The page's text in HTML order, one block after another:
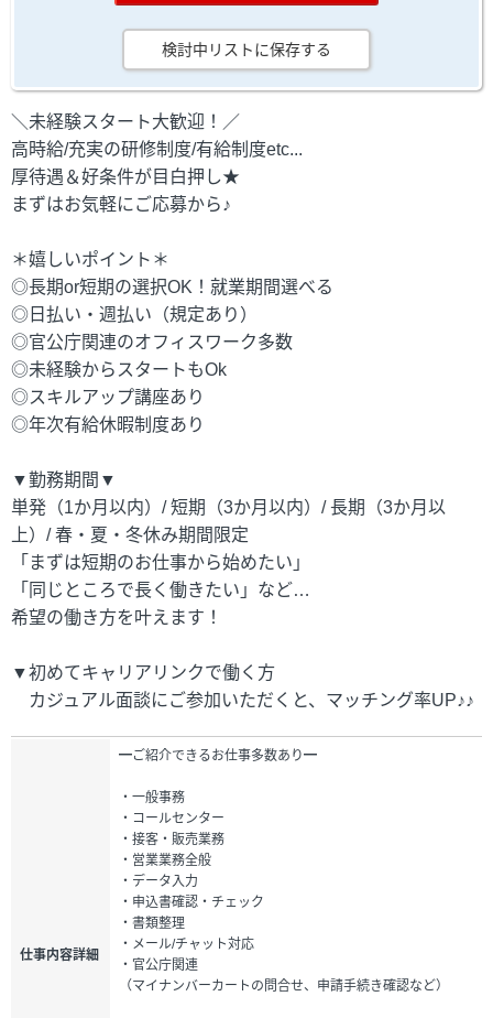
検討中リストに保存する
＼未経験スタート大歓迎！／
高時給/充実の研修制度/有給制度etc...
厚待遇＆好条件が目白押し★
まずはお気軽にご応募から♪
＊嬉しいポイント＊
◎長期or短期の選択OK！就業期間選べる
◎日払い・週払い（規定あり）
◎官公庁関連のオフィスワーク多数
◎未経験からスタートもOk
◎スキルアップ講座あり
◎年次有給休暇制度あり
▼勤務期間▼
単発（1か月以内）/ 短期（3か月以内）/ 長期（3か月以
上）/ 春・夏・冬休み期間限定
「まずは短期のお仕事から始めたい」
「同じところで長く働きたい」など…
希望の働き方を叶えます！
▼初めてキャリアリンクで働く方
カジュアル面談にご参加いただくと、マッチング率UP♪♪
仕事内容詳細
━ご紹介できるお仕事多数あり━
・一般事務
・コールセンター
・接客・販売業務
・営業業務全般
・データ入力
・申込書確認・チェック
・書類整理
・メール/チャット対応
・官公庁関連
（マイナンバーカートの問合せ、申請手続き確認など）